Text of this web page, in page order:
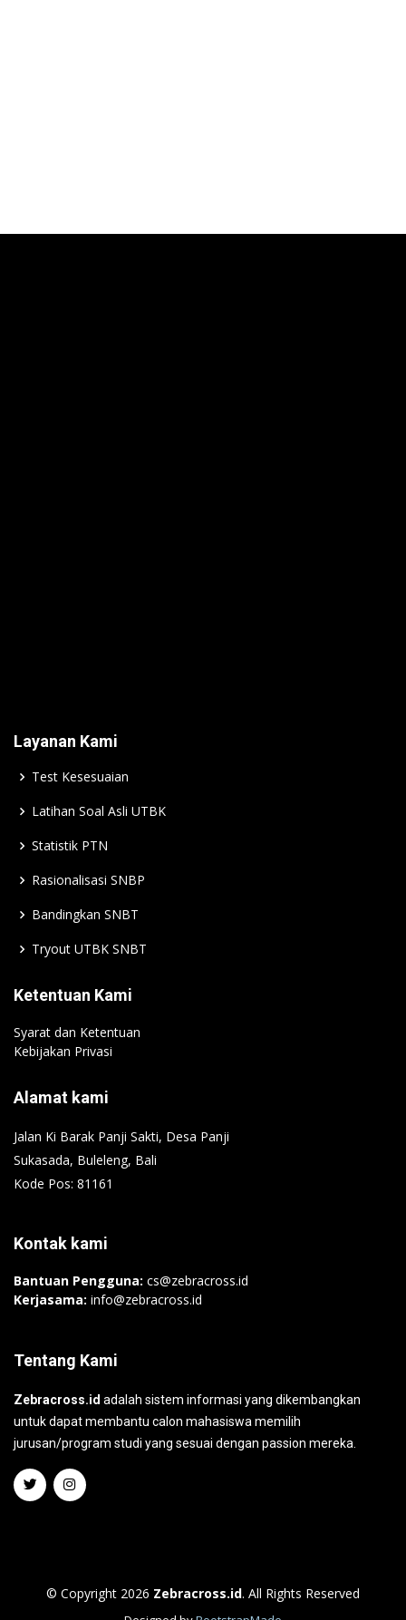
Layanan Kami
Test Kesesuaian
Latihan Soal Asli UTBK
Statistik PTN
Rasionalisasi SNBP
Bandingkan SNBT
Tryout UTBK SNBT
Ketentuan Kami
Syarat dan Ketentuan
Kebijakan Privasi
Alamat kami
Jalan Ki Barak Panji Sakti, Desa Panji
Sukasada, Buleleng, Bali
Kode Pos: 81161
Kontak kami
Bantuan Pengguna: cs@zebracross.id
Kerjasama: info@zebracross.id
Tentang Kami
Zebracross.id adalah sistem informasi yang dikembangkan
untuk dapat membantu calon mahasiswa memilih
jurusan/program studi yang sesuai dengan passion mereka.
© Copyright 2026 Zebracross.id. All Rights Reserved